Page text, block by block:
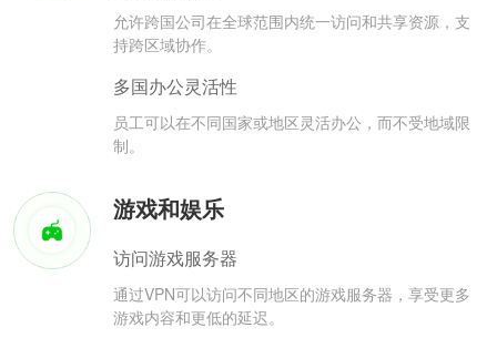
允许跨国公司在全球范围内统一访问和共享资源，支
持跨区域协作。
多国办公灵活性
员工可以在不同国家或地区灵活办公，而不受地域限
制。
游戏和娱乐
访问游戏服务器
通过VPN可以访问不同地区的游戏服务器，享受更多
游戏内容和更低的延迟。